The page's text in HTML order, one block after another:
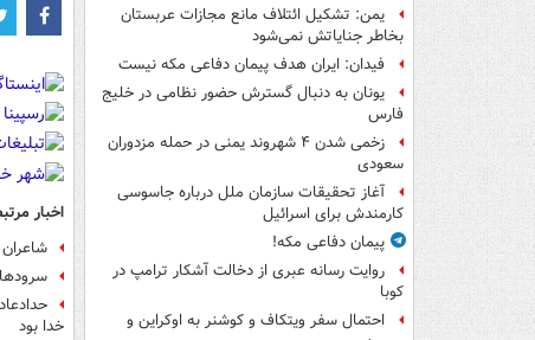
یمن: تشکیل ائتلاف مانع مجازات عربستان
بخاطر جنایاتش نمی‌شود
فیدان: ایران هدف پیمان دفاعی مکه نیست
یونان به دنبال گسترش حضور نظامی در خلیج
فارس
زخمی شدن ۴ شهروند یمنی در حمله مزدوران
سعودی
آغاز تحقیقات سازمان ملل درباره جاسوسی
کارمندش برای اسرائیل
پیمان دفاعی مکه!
روایت رسانه عبری از دخالت آشکار ترامپ در
کوبا
احتمال سفر ویتکاف و کوشنر به اوکراین و
اخبار
خدا بود